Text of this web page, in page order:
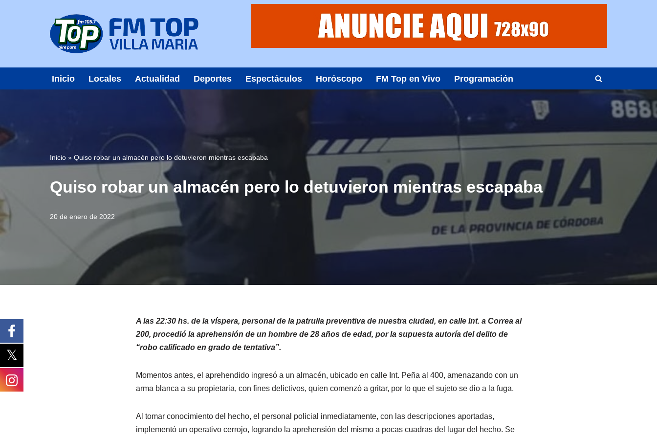
Inicio Locales Actualidad Deportes Espectáculos Horóscopo FM Top en Vivo Programación
Inicio » Quiso robar un almacén pero lo detuvieron mientras escapaba
Quiso robar un almacén pero lo detuvieron mientras escapaba
20 de enero de 2022
A las 22:30 hs. de la víspera, personal de la patrulla preventiva de nuestra ciudad, en calle Int. a Correa al
200, procedió la aprehensión de un hombre de 28 años de edad, por la supuesta autoría del delito de
“robo calificado en grado de tentativa”.
Momentos antes, el aprehendido ingresó a un almacén, ubicado en calle Int. Peña al 400, amenazando con un
arma blanca a su propietaria, con fines delictivos, quien comenzó a gritar, por lo que el sujeto se dio a la fuga.
Al tomar conocimiento del hecho, el personal policial inmediatamente, con las descripciones aportadas,
implementó un operativo cerrojo, logrando la aprehensión del mismo a pocas cuadras del lugar del hecho. Se